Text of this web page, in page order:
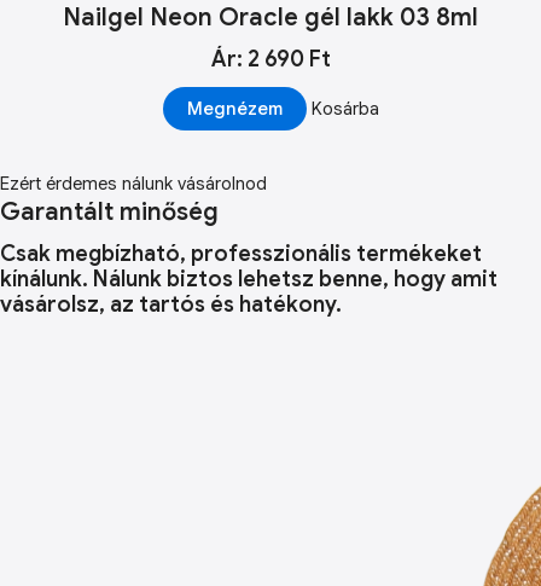
Nailgel Neon Oracle gél lakk 03 8ml
Ár: 2 690 Ft
Megnézem Kosárba
Ezért érdemes nálunk vásárolnod
Garantált minőség
Csak megbízható, professzionális termékeket
kínálunk. Nálunk biztos lehetsz benne, hogy amit
vásárolsz, az tartós és hatékony.